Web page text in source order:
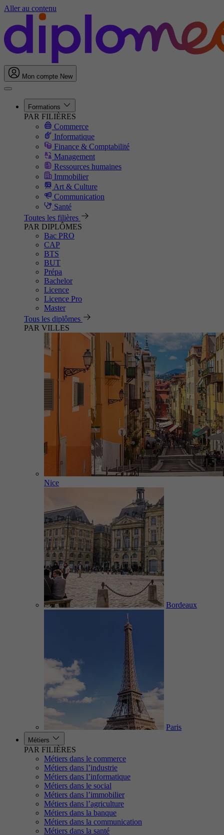
Aller au contenu
Mon compte New
Formations
PAR FILIÈRES
Commerce
Informatique
Finance & Comptabilité
Management
Ressources humaines
Immobilier
Art & Culture
Communication
Santé
Toutes les filières
PAR DIPLÔMES
Bac PRO
CAP
BTS
BUT
Prépa
Bachelor
Licence
Licence Pro
Master
Tous les diplômes
PAR VILLES
Nice
Bordeaux
Paris
Métiers
PAR FILIÈRES
Métiers dans le commerce
Métiers dans l’industrie
Métiers dans l’informatique
Métiers dans le social
Métiers dans l’immobilier
Métiers dans l’agriculture
Métiers dans la banque
Métiers dans la communication
Métiers dans la santé